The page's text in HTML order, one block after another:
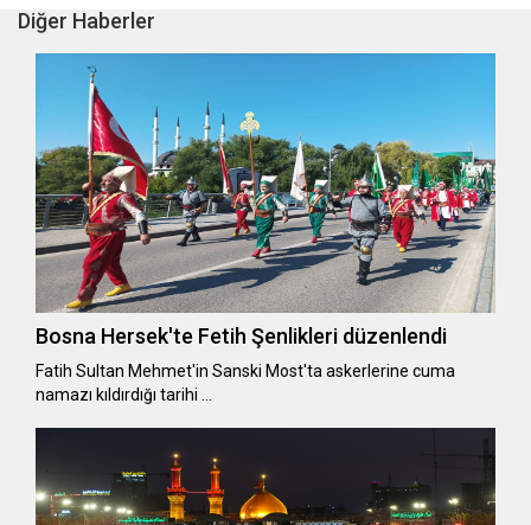
Diğer Haberler
Bosna Hersek'te Fetih Şenlikleri düzenlendi
Fatih Sultan Mehmet'in Sanski Most'ta askerlerine cuma
namazı kıldırdığı tarihi …